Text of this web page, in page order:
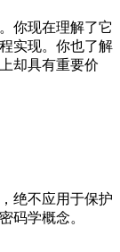
你现在理解了它
实现。你也了解
却具有重要价
绝不应用于保护
码学概念。